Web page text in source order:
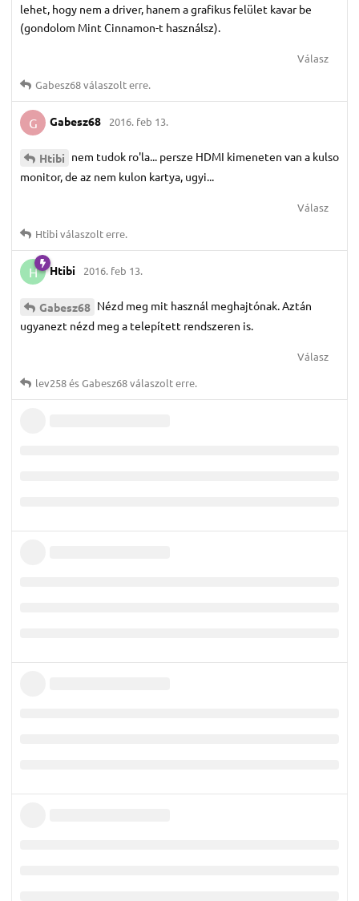
lehet, hogy nem a driver, hanem a grafikus felület kavar be
(gondolom Mint Cinnamon-t használsz).
Válasz
Gabesz68válaszolt erre.
G Gabesz68 2016. feb 13.
Htibi nem tudok ro'la... persze HDMI kimeneten van a kulso
monitor, de az nem kulon kartya, ugyi...
Válasz
Htibiválaszolt erre.
H Htibi 2016. feb 13.
Gabesz68 Nézd meg mit használ meghajtónak. Aztán
ugyanezt nézd meg a telepített rendszeren is.
Válasz
lev258ésGabesz68válaszolt erre.